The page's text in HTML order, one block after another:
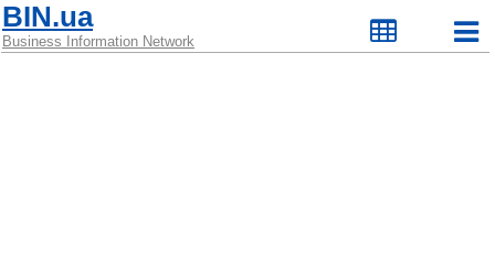
BIN.ua
Business Information Network